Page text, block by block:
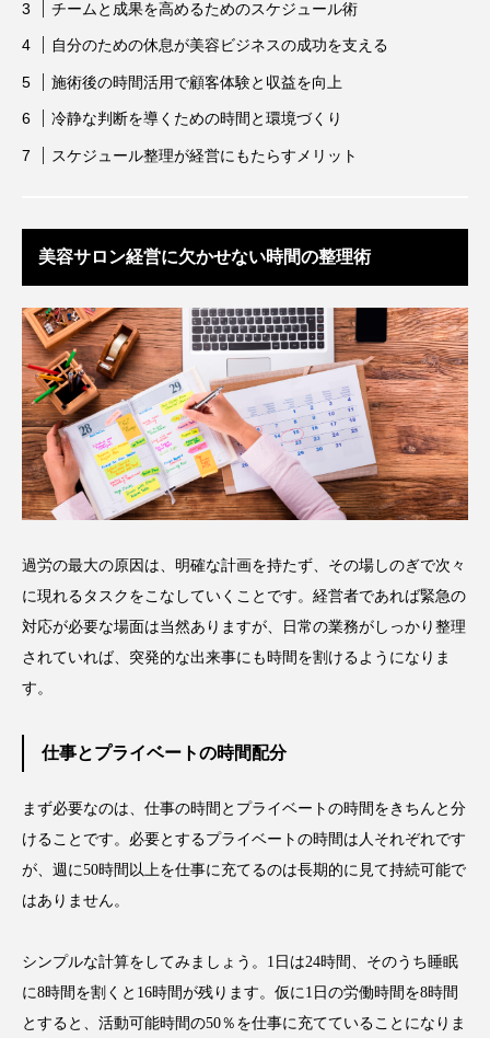
カカイオイル ガジェット キーワード
クローズアップ ケーススタディ
コネクテッド・ビューティ コミュニケーション
コルチゾール サステナビリティ
サステナブル美容 サプライチェーン
サプリ サロンクレンジング サロン戦略
サロン経営 サロン連略 シャネル
スカルプ クレンジング 頻度 スカルプケア
スキンケア スキンケア 習慣
スキンケアルーティン ストレス スパ
ソーシャルウェルネス ソーシャルコマース
ドライヤー 温度 髪 ダメージ ナイアシンアミド
チームと成果を高めるためのスケジュール術
自分のための休息が美容ビジネスの成功を支える
施術後の時間活用で顧客体験と収益を向上
冷静な判断を導くための時間と環境づくり
スケジュール整理が経営にもたらすメリット
美容サロン経営に欠かせない時間の整理術
過労の最大の原因は、明確な計画を持たず、その場しのぎで次々
に現れるタスクをこなしていくことです。経営者であれば緊急の
対応が必要な場面は当然ありますが、日常の業務がしっかり整理
されていれば、突発的な出来事にも時間を割けるようになりま
す。
仕事とプライベートの時間配分
まず必要なのは、仕事の時間とプライベートの時間をきちんと分
けることです。必要とするプライベートの時間は人それぞれです
が、週に50時間以上を仕事に充てるのは長期的に見て持続可能で
はありません。
シンプルな計算をしてみましょう。1日は24時間、そのうち睡眠
に8時間を割くと16時間が残ります。仮に1日の労働時間を8時間
とすると、活動可能時間の50％を仕事に充てていることになりま